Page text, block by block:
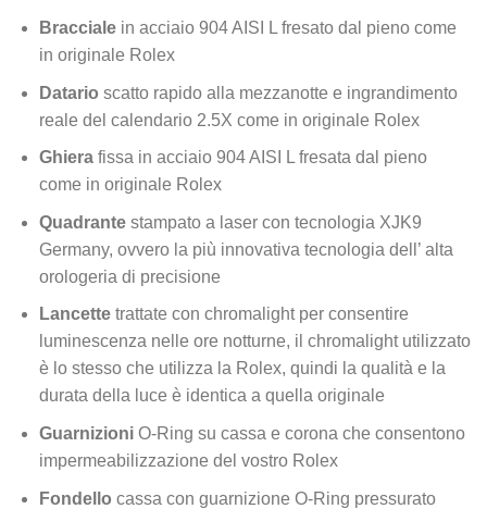
Braccialein acciaio 904 AISI L fresato dal pieno come
in originale Rolex
Datario scatto rapido alla mezzanotte e ingrandimento
reale del calendario 2.5X come in originale Rolex
Ghierafissa in acciaio 904 AISI L fresata dal pieno
come in originale Rolex
Quadrantestampato a laser con tecnologia XJK9
Germany, ovvero la più innovativa tecnologia dell’ alta
orologeria di precisione
Lancettetrattate con chromalight per consentire
luminescenza nelle ore notturne, il chromalight utilizzato
è lo stesso che utilizza la Rolex, quindi la qualità e la
durata della luce è identica a quella originale
GuarnizioniO-Ring su cassa e corona che consentono
impermeabilizzazione del vostro Rolex
Fondello cassa con guarnizione O-Ring pressurato